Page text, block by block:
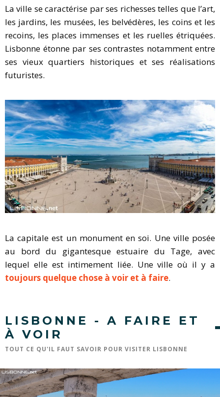
La ville se caractérise par ses richesses telles que l’art,
les jardins, les musées, les belvédères, les coins et les
recoins, les places immenses et les ruelles étriquées.
Lisbonne étonne par ses contrastes notamment entre
ses vieux quartiers historiques et ses réalisations
futuristes.
La capitale est un monument en soi. Une ville posée
au bord du gigantesque estuaire du Tage, avec
lequel elle est intimement liée. Une ville où il y a
toujours quelque chose à voir et à faire.
LISBONNE - A FAIRE ET
À VOIR
TOUT CE QU'IL FAUT SAVOIR POUR VISITER LISBONNE